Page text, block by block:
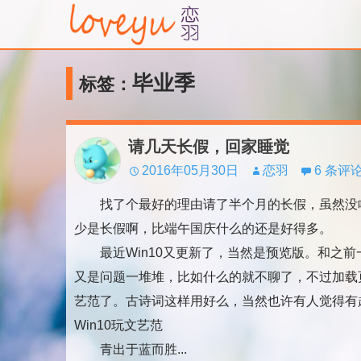
标签： 毕业季
请几天长假，回家睡觉
2016年05月30日 恋羽 6 条评
找了个最好的理由请了半个月的长假，虽然没
少是长假啊，比端午国庆什么的还是好得多。
最近Win10又更新了，当然是预览版。和之前
又是问题一堆堆，比如什么的就不聊了，不过加
艺范了。古诗词这样用好么，当然也许有人觉得有
Win10玩文艺范
青出于蓝而胜...